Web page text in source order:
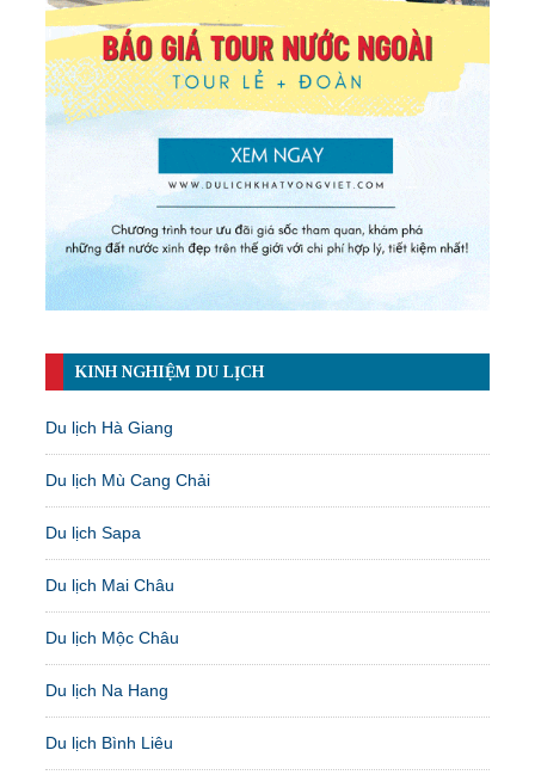
KINH NGHIỆM DU LỊCH
Du lịch Hà Giang
Du lịch Mù Cang Chải
Du lịch Sapa
Du lịch Mai Châu
Du lịch Mộc Châu
Du lịch Na Hang
Du lịch Bình Liêu